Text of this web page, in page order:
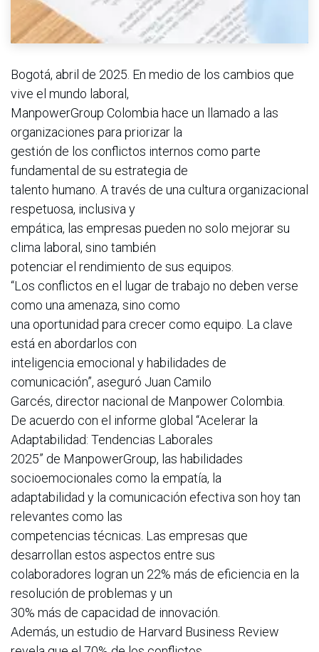
Bogotá, abril de 2025. En medio de los cambios que
vive el mundo laboral,
ManpowerGroup Colombia hace un llamado a las
organizaciones para priorizar la
gestión de los conflictos internos como parte
fundamental de su estrategia de
talento humano. A través de una cultura organizacional
respetuosa, inclusiva y
empática, las empresas pueden no solo mejorar su
clima laboral, sino también
potenciar el rendimiento de sus equipos.
“Los conflictos en el lugar de trabajo no deben verse
como una amenaza, sino como
una oportunidad para crecer como equipo. La clave
está en abordarlos con
inteligencia emocional y habilidades de
comunicación”, aseguró Juan Camilo
Garcés, director nacional de Manpower Colombia.
De acuerdo con el informe global “Acelerar la
Adaptabilidad: Tendencias Laborales
2025” de ManpowerGroup, las habilidades
socioemocionales como la empatía, la
adaptabilidad y la comunicación efectiva son hoy tan
relevantes como las
competencias técnicas. Las empresas que
desarrollan estos aspectos entre sus
colaboradores logran un 22% más de eficiencia en la
resolución de problemas y un
30% más de capacidad de innovación.
Además, un estudio de Harvard Business Review